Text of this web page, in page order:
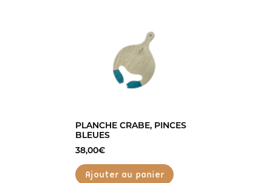
sur
la
page
du
PLANCHE CRABE, PINCES
BLEUES
38,00€
Ajouter au panier